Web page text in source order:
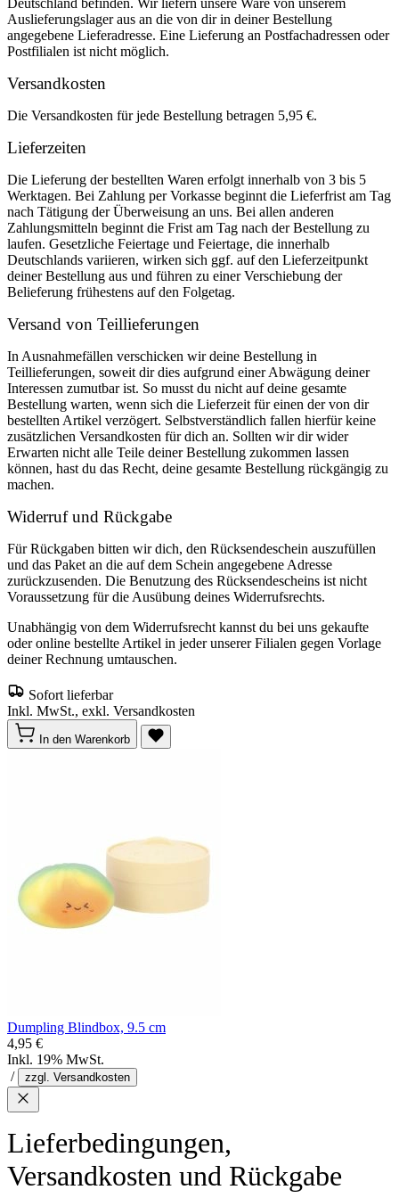
Deutschland befinden. Wir liefern unsere Ware von unserem
Auslieferungslager aus an die von dir in deiner Bestellung
angegebene Lieferadresse. Eine Lieferung an Postfachadressen oder
Postfilialen ist nicht möglich.
Versandkosten
Die Versandkosten für jede Bestellung betragen 5,95 €.
Lieferzeiten
Die Lieferung der bestellten Waren erfolgt innerhalb von 3 bis 5
Werktagen. Bei Zahlung per Vorkasse beginnt die Lieferfrist am Tag
nach Tätigung der Überweisung an uns. Bei allen anderen
Zahlungsmitteln beginnt die Frist am Tag nach der Bestellung zu
laufen. Gesetzliche Feiertage und Feiertage, die innerhalb
Deutschlands variieren, wirken sich ggf. auf den Lieferzeitpunkt
deiner Bestellung aus und führen zu einer Verschiebung der
Belieferung frühestens auf den Folgetag.
Versand von Teillieferungen
In Ausnahmefällen verschicken wir deine Bestellung in
Teillieferungen, soweit dir dies aufgrund einer Abwägung deiner
Interessen zumutbar ist. So musst du nicht auf deine gesamte
Bestellung warten, wenn sich die Lieferzeit für einen der von dir
bestellten Artikel verzögert. Selbstverständlich fallen hierfür keine
zusätzlichen Versandkosten für dich an. Sollten wir dir wider
Erwarten nicht alle Teile deiner Bestellung zukommen lassen
können, hast du das Recht, deine gesamte Bestellung rückgängig zu
machen.
Widerruf und Rückgabe
Für Rückgaben bitten wir dich, den Rücksendeschein auszufüllen
und das Paket an die auf dem Schein angegebene Adresse
zurückzusenden. Die Benutzung des Rücksendescheins ist nicht
Voraussetzung für die Ausübung deines Widerrufsrechts.
Unabhängig von dem Widerrufsrecht kannst du bei uns gekaufte
oder online bestellte Artikel in jeder unserer Filialen gegen Vorlage
deiner Rechnung umtauschen.
Sofort lieferbar
Inkl. MwSt., exkl. Versandkosten
In den Warenkorb
Dumpling Blindbox, 9.5 cm
4,95 €
Inkl. 19% MwSt.
/
zzgl. Versandkosten
Lieferbedingungen,
Versandkosten und Rückgabe